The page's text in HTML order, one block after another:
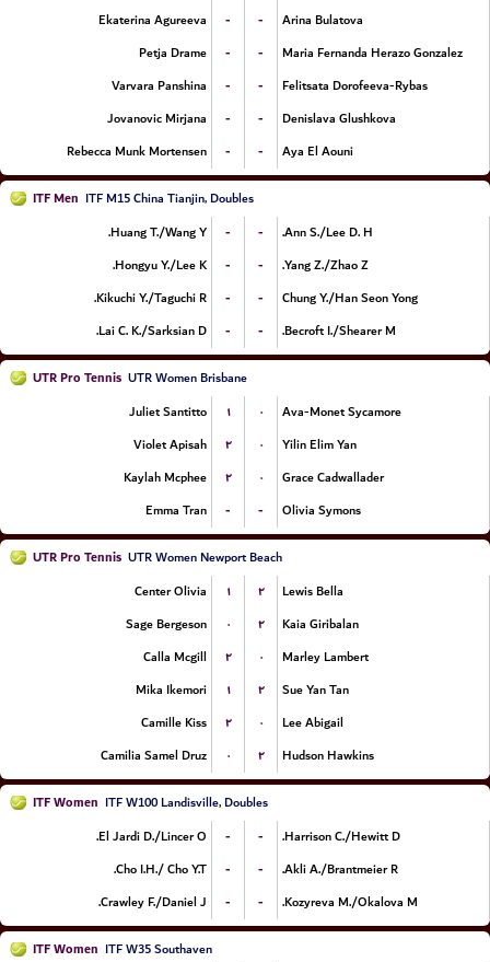
Ekaterina Agureeva
- -
Arina Bulatova
Petja Drame
- -
Maria Fernanda Herazo Gonzalez
Varvara Panshina
- -
Felitsata Dorofeeva-Rybas
Jovanovic Mirjana
- -
Denislava Glushkova
Rebecca Munk Mortensen
- - Aya El Aouni
ITF Men ITF M15 China Tianjin, Doubles
Huang T./Wang Y.
- -
Ann S./Lee D. H.
Hongyu Y./Lee K.
- -
Yang Z./Zhao Z.
Kikuchi Y./Taguchi R.
- -
Chung Y./Han Seon Yong
Lai C. K./Sarksian D.
- - Becroft I./Shearer M.
UTR Pro Tennis UTR Women Brisbane
Juliet Santitto
۱ ۰
Ava-Monet Sycamore
Violet Apisah
۲ ۰
Yilin Elim Yan
Kaylah Mcphee
۲ ۰
Grace Cadwallader
Emma Tran
- - Olivia Symons
UTR Pro Tennis UTR Women Newport Beach
Center Olivia
۱ ۲
Lewis Bella
Sage Bergeson
۰ ۲
Kaia Giribalan
Calla Mcgill
۲ ۰
Marley Lambert
Mika Ikemori
۱ ۲
Sue Yan Tan
Camille Kiss
۲ ۰
Lee Abigail
Camilia Samel Druz
۰ ۲ Hudson Hawkins
ITF Women ITF W100 Landisville, Doubles
El Jardi D./Lincer O.
- -
Harrison C./Hewitt D.
Cho I.H./ Cho Y.T.
- -
Akli A./Brantmeier R.
Crawley F./Daniel J.
- - Kozyreva M./Okalova M.
ITF Women ITF W35 Southaven